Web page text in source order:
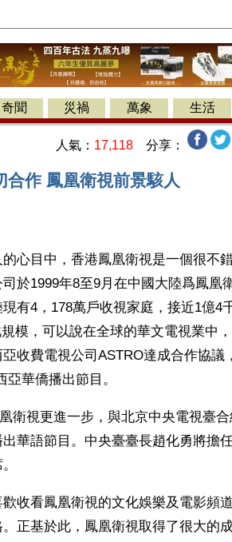
奇聞 災禍 萬象 生活
人氣： 17,118 分享：
合作 鳳凰衛視前景駭人
的心目中，香港鳳凰衛視是一個很不
於1999年8至9月在中國大陸爲鳳凰
有4，178萬戶收視家庭，接近1億4
模，可以說在全球的華文電視業中
收費電視公司ASTRO達成合作協議
華僑播出節目。
衛視更進一步，與北京中央電視臺
華語節目。中央臺臺長趙化勇將擔
收看鳳凰衛視的文化娛樂及電影頻
正基於此，鳳凰衛視取得了很大的